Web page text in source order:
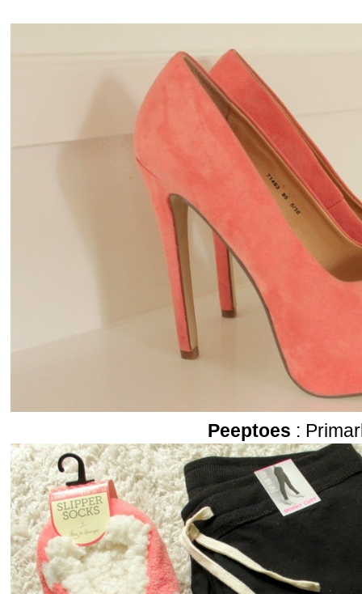
Peeptoes :